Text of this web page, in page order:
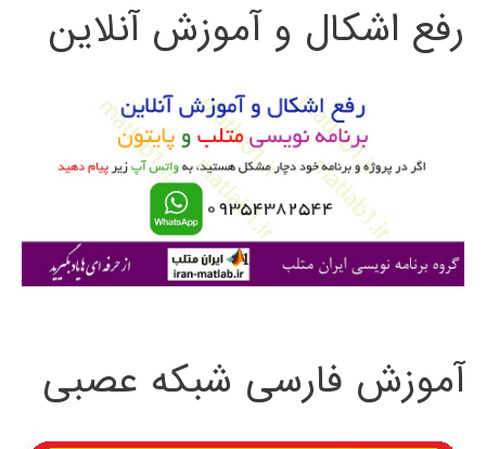
ج
ی
رفع اشکال و آموزش آنلاین
آموزش فارسی شبکه عصبی